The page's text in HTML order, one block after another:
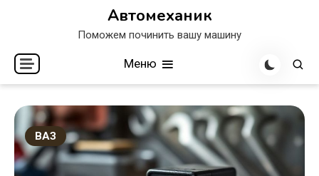
Автомеханик
Поможем починить вашу машину
Меню
ВАЗ